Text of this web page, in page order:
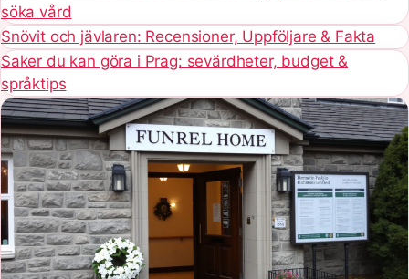
söka vård
Snövit och jävlaren: Recensioner, Uppföljare & Fakta
Saker du kan göra i Prag: sevärdheter, budget &
språktips